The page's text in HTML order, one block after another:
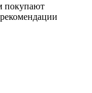
покупают